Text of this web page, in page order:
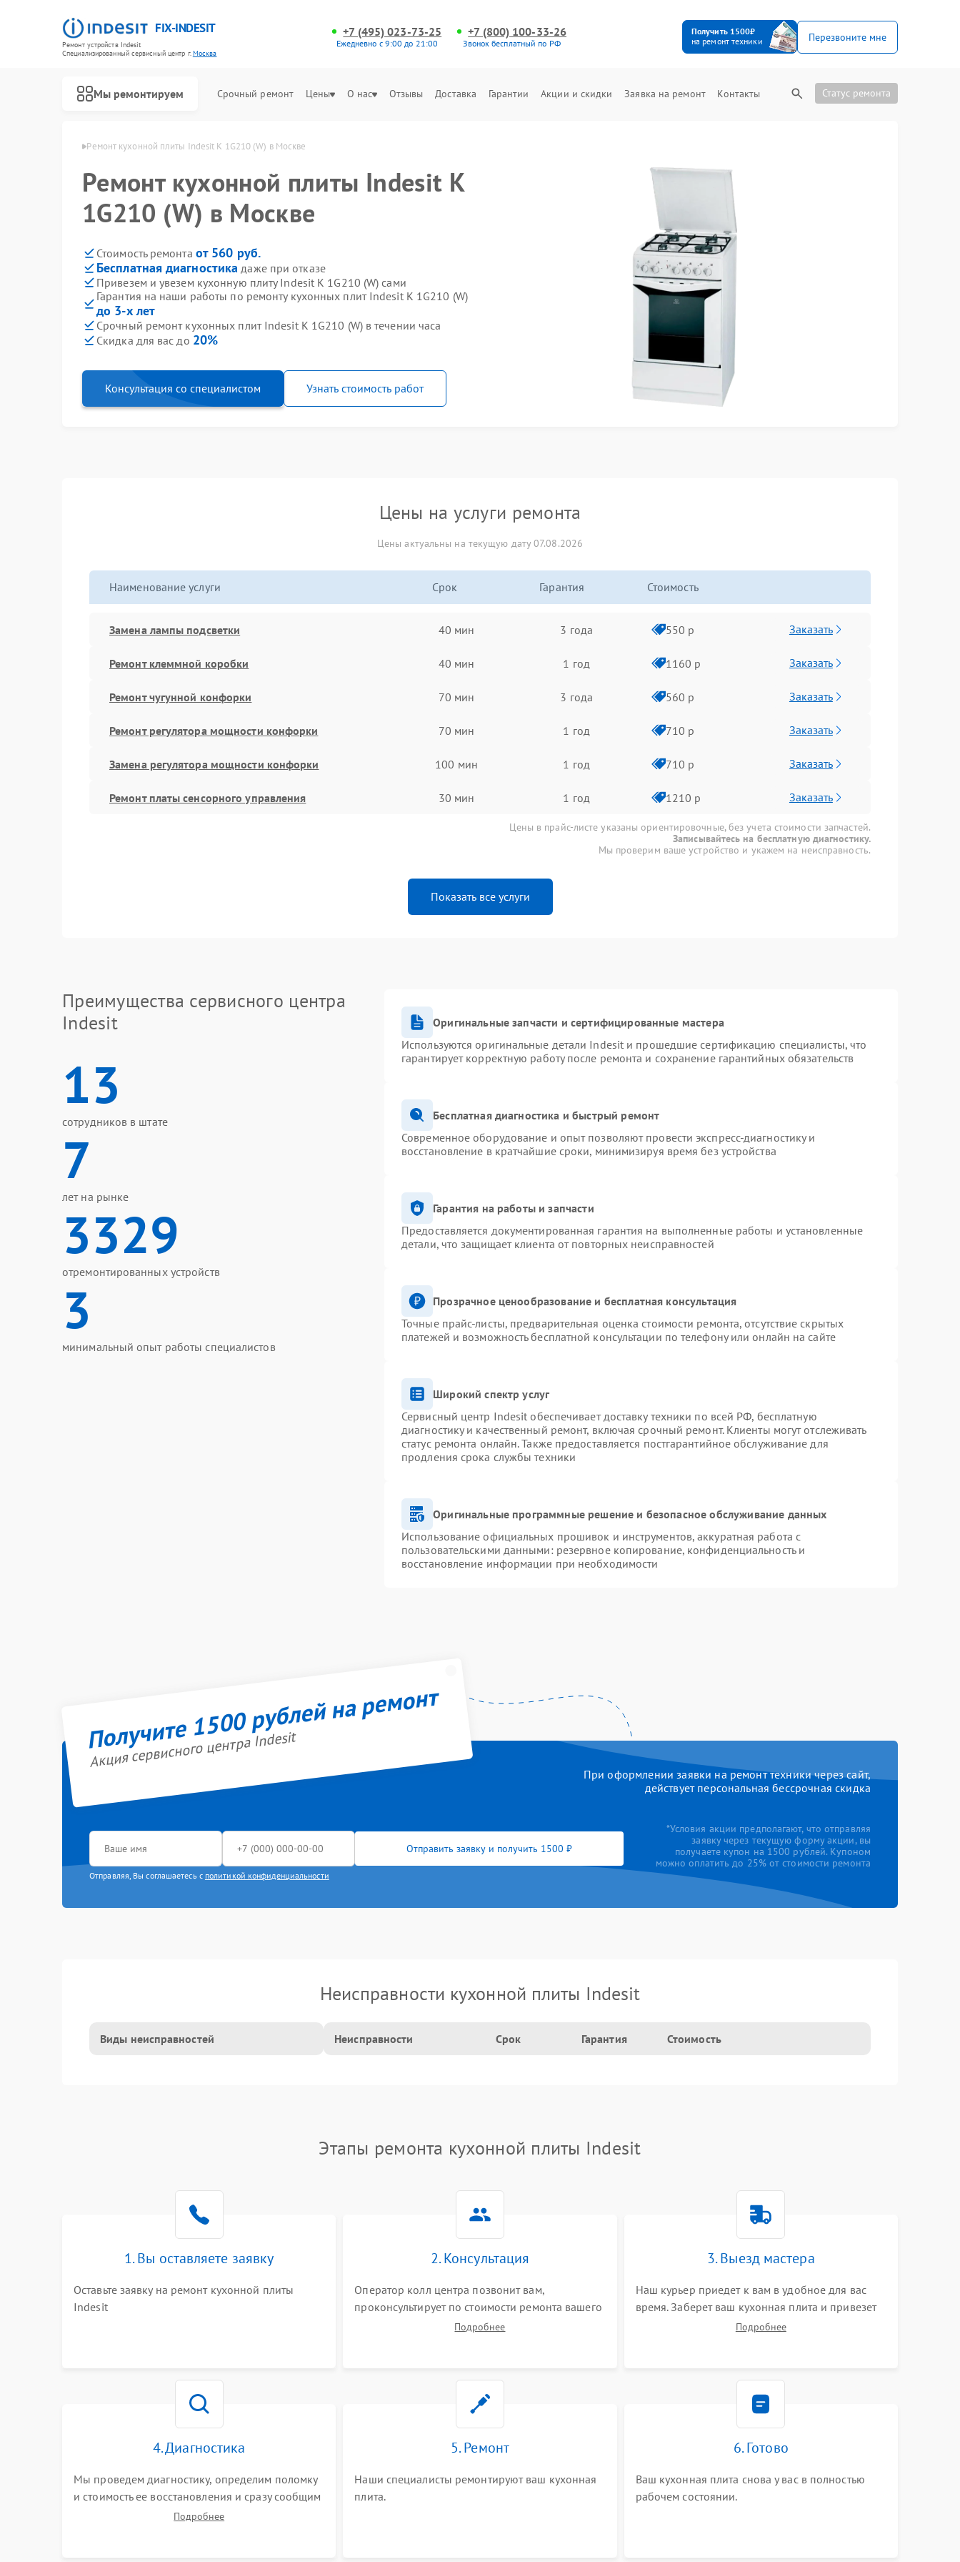
FIX-INDESIT
Ремонт устройств Indesit
Специализированный cервисный центр г.Москва
+7 (495) 023-73-25
Ежедневно с 9:00 до 21:00
+7 (800) 100-33-26
Звонок бесплатный по РФ
Получить 1500₽
на ремонт техники
Перезвоните мне
Мы ремонтируем Срочный ремонт Цены О нас Отзывы Доставка Гарантии Акции и скидки Заявка на ремонт Контакты Статус ремонта
Indesit в Москве Ремонт кухонной плиты Indesit K 1G210 (W) в Москве
Ремонт кухонной плиты Indesit K
1G210 (W) в Москве
Стоимость ремонта от 560 руб.
Бесплатная диагностика даже при отказе
Привезем и увезем кухонную плиту Indesit K 1G210 (W) сами
Гарантия на наши работы по ремонту кухонных плит Indesit K 1G210 (W)
до 3-х лет
Срочный ремонт кухонных плит Indesit K 1G210 (W) в течении часа
Скидка для вас до 20%
Консультация со специалистом Узнать стоимость работ
Цены на услуги ремонта
Цены актуальны на текущую дату 07.08.2026
Наименование услуги Срок Гарантия Стоимость
Замена лампы подсветки 40 мин 3 года 550 р Заказать
Ремонт клеммной коробки 40 мин 1 год 1160 р Заказать
Ремонт чугунной конфорки 70 мин 3 года 560 р Заказать
Ремонт регулятора мощности конфорки 70 мин 1 год 710 р Заказать
Замена регулятора мощности конфорки 100 мин 1 год 710 р Заказать
Ремонт платы сенсорного управления 30 мин 1 год 1210 р Заказать
Цены в прайс-листе указаны ориентировочные, без учета стоимости запчастей.
Записывайтесь на бесплатную диагностику.
Мы проверим ваше устройство и укажем на неисправность.
Показать все услуги
Преимущества сервисного центра
Indesit
13
сотрудников в штате
7
лет на рынке
3329
отремонтированных устройств
3
минимальный опыт работы специалистов
Оригинальные запчасти и сертифицированные мастера
Используются оригинальные детали Indesit и прошедшие сертификацию специалисты, что
гарантирует корректную работу после ремонта и сохранение гарантийных обязательств
Бесплатная диагностика и быстрый ремонт
Современное оборудование и опыт позволяют провести экспресс-диагностику и
восстановление в кратчайшие сроки, минимизируя время без устройства
Гарантия на работы и запчасти
Предоставляется документированная гарантия на выполненные работы и установленные
детали, что защищает клиента от повторных неисправностей
Прозрачное ценообразование и бесплатная консультация
Точные прайс-листы, предварительная оценка стоимости ремонта, отсутствие скрытых
платежей и возможность бесплатной консультации по телефону или онлайн на сайте
Широкий спектр услуг
Сервисный центр Indesit обеспечивает доставку техники по всей РФ, бесплатную
диагностику и качественный ремонт, включая срочный ремонт. Клиенты могут отслеживать
статус ремонта онлайн. Также предоставляется постгарантийное обслуживание для
продления срока службы техники
Оригинальные программные решение и безопасное обслуживание данных
Использование официальных прошивок и инструментов, аккуратная работа с
пользовательскими данными: резервное копирование, конфиденциальность и
восстановление информации при необходимости
Получите 1500 рублей на ремонт
Акция сервисного центра Indesit
При оформлении заявки на ремонт техники через сайт,
действует персональная бессрочная скидка
Отправить заявку и получить 1500 ₽
Отправляя, Вы соглашаетесь с политикой конфиденциальности
*Условия акции предполагают, что отправляя
заявку через текущую форму акции, вы
получаете купон на 1500 рублей. Купоном
можно оплатить до 25% от стоимости ремонта
Неисправности кухонной плиты Indesit
Виды неисправностей Неисправности Срок Гарантия Стоимость
Этапы ремонта кухонной плиты Indesit
1. Вы оставляете заявку
Оставьте заявку на ремонт кухонной плиты
Indesit
2. Консультация
Оператор колл центра позвонит вам,
проконсультирует по стоимости ремонта вашего
кухонной плиты а также ответит на все ваши
Подробнее
3. Выезд мастера
Наш курьер приедет к вам в удобное для вас
время. Заберет ваш кухонная плита и привезет
на склад для диагностики.
Подробнее
4. Диагностика
Мы проведем диагностику, определим поломку
и стоимость ее восстановления и сразу сообщим
вам о сроках ее устранения
Подробнее
5. Ремонт
Наши специалисты ремонтируют ваш кухонная
плита.
6. Готово
Ваш кухонная плита снова у вас в полностью
рабочем состоянии.